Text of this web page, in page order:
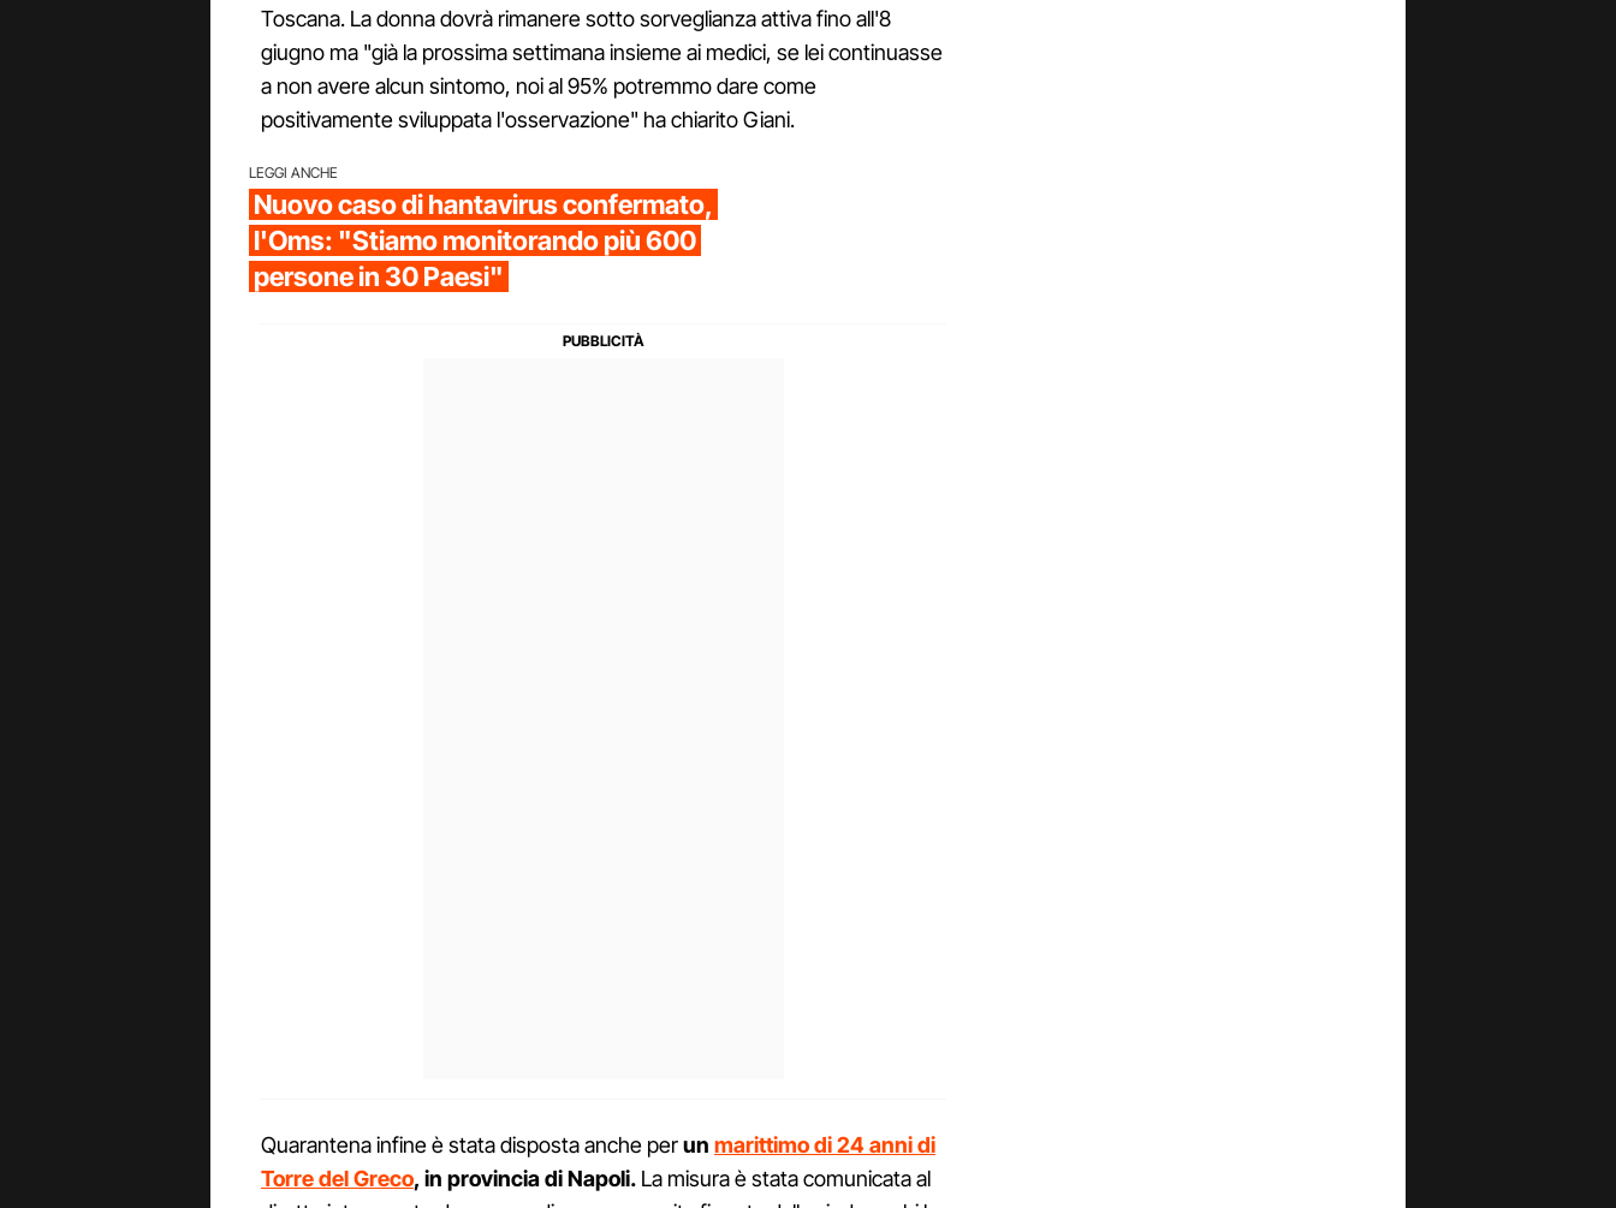
Toscana. La donna dovrà rimanere sotto sorveglianza attiva fino all'8
giugno ma "già la prossima settimana insieme ai medici, se lei continuasse
a non avere alcun sintomo, noi al 95% potremmo dare come
positivamente sviluppata l'osservazione" ha chiarito Giani.
LEGGI ANCHE
Nuovo caso di hantavirus confermato,
l'Oms: "Stiamo monitorando più 600
persone in 30 Paesi"
Quarantena infine è stata disposta anche perun marittimo di 24 anni di
Torre del Greco, in provincia di Napoli. La misura è stata comunicata al